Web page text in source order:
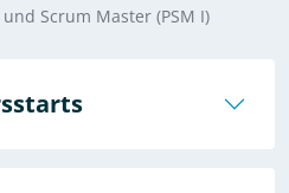
Scrum Master (PSM I)